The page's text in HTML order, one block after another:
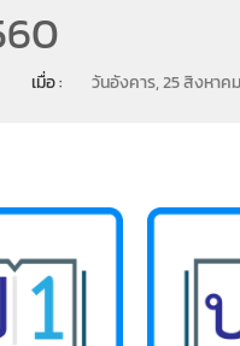
เมื่อ : วันอังคาร, 25 สิงหาค